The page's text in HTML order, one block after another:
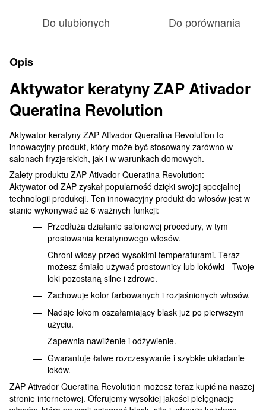
Do ulubionych Do porównania
Opis
Aktywator keratyny ZAP Ativador
Queratina Revolution
Aktywator keratyny ZAP Ativador Queratina Revolution to
innowacyjny produkt, który może być stosowany zarówno w
salonach fryzjerskich, jak i w warunkach domowych.
Zalety produktu ZAP Ativador Queratina Revolution:
Aktywator od ZAP zyskał popularność dzięki swojej specjalnej
technologii produkcji. Ten innowacyjny produkt do włosów jest w
stanie wykonywać aż 6 ważnych funkcji:
Przedłuża działanie salonowej procedury, w tym
prostowania keratynowego włosów.
Chroni włosy przed wysokimi temperaturami. Teraz
możesz śmiało używać prostownicy lub lokówki - Twoje
loki pozostaną silne i zdrowe.
Zachowuje kolor farbowanych i rozjaśnionych włosów.
Nadaje lokom oszałamiający blask już po pierwszym
użyciu.
Zapewnia nawilżenie i odżywienie.
Gwarantuje łatwe rozczesywanie i szybkie układanie
loków.
ZAP Ativador Queratina Revolution możesz teraz kupić na naszej
stronie internetowej. Oferujemy wysokiej jakości pielęgnację